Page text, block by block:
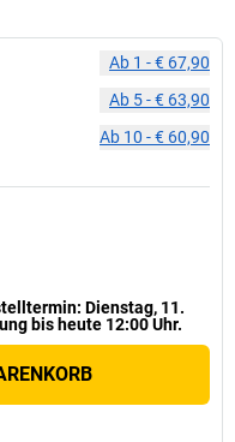
Ab 1 -€ 67,90
Ab 5-€ 63,90
Ab 10 -€ 60,90
: Dienstag, 11.
bis heute 12:00 Uhr.